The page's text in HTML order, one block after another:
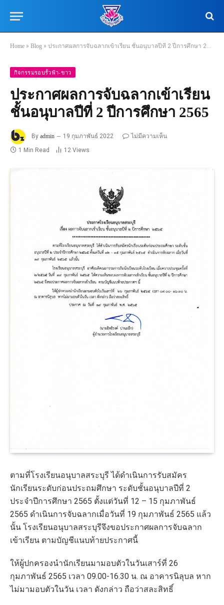
Home » Blog » ประกาศผลการจับฉลากเข้าเรียน ชั้นอนุบาลปีที่ 2 ปีการศึกษา 2565
กิจกรรมรอบรั้วฟ้า-ขาว
ประกาศผลการจับฉลากเข้าเรียน
ชั้นอนุบาลปีที่ 2 ปีการศึกษา 2565
By admin 19 กุมภาพันธ์ 2022
ไม่มีความเห็น
1 Min Read
12 Views
ตามที่โรงเรียนอนุบาลสระบุรี ได้ดำเนินการรับสมัคร
นักเรียนระดับก่อนประถมศึกษา ระดับชั้นอนุบาลปีที่ 2
ประจำปีการศึกษา 2565 ตั้งแต่วันที่ 12 – 15 กุมภาพันธ์
2565 ดำเนินการจับฉลากเมื่อวันที่ 19 กุมภาพันธ์ 2565 แล้ว
นั้น โรงเรียนอนุบาลสระบุรีจึงขอประกาศผลการจับฉลาก
เข้าเรียน ตามบัญชีแนบท้ายประกาศนี้
ให้ผู้ปกครองนำนักเรียนมามอบตัวในวันเสาร์ที่ 26
กุมภาพันธ์ 2565 เวลา 09.00-16.30 น. ณ อาคารนิลุบล หาก
ไม่มามอบตัวในวัน เวลา ดังกล่าว ถือว่าสละสิทธิ์